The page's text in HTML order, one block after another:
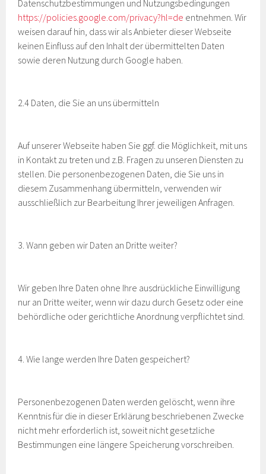
Datenschutzbestimmungen und Nutzungsbedingungen
https://policies.google.com/privacy?hl=de entnehmen. Wir
weisen darauf hin, dass wir als Anbieter dieser Webseite
keinen Einfluss auf den Inhalt der übermittelten Daten
sowie deren Nutzung durch Google haben.
2.4 Daten, die Sie an uns übermitteln
Auf unserer Webseite haben Sie ggf. die Möglichkeit, mit uns
in Kontakt zu treten und z.B. Fragen zu unseren Diensten zu
stellen. Die personenbezogenen Daten, die Sie uns in
diesem Zusammenhang übermitteln, verwenden wir
ausschließlich zur Bearbeitung Ihrer jeweiligen Anfragen.
3. Wann geben wir Daten an Dritte weiter?
Wir geben Ihre Daten ohne Ihre ausdrückliche Einwilligung
nur an Dritte weiter, wenn wir dazu durch Gesetz oder eine
behördliche oder gerichtliche Anordnung verpflichtet sind.
4. Wie lange werden Ihre Daten gespeichert?
Personenbezogenen Daten werden gelöscht, wenn ihre
Kenntnis für die in dieser Erklärung beschriebenen Zwecke
nicht mehr erforderlich ist, soweit nicht gesetzliche
Bestimmungen eine längere Speicherung vorschreiben.